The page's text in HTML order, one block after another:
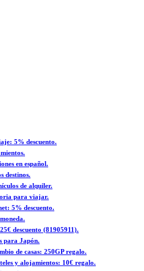
5% descuento.
en español.
destinos.
de alquiler.
para viajar.
5% descuento.
descuento (81905911).
para Japón.
de casas: 250GP regalo.
y alojamientos: 10€ regalo.